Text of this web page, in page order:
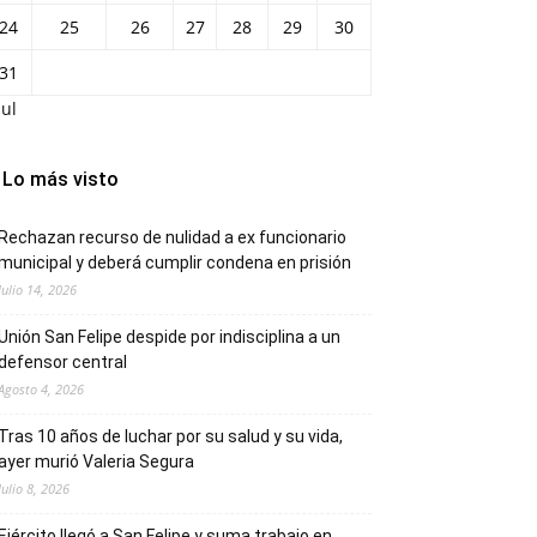
25 26 27 28 29
30
Lo más visto
recurso de nulidad a ex funcionario
y deberá cumplir condena en prisión
14, 2026
San Felipe despide por indisciplina a un
central
4, 2026
10 años de luchar por su salud y su vida,
murió Valeria Segura
8, 2026